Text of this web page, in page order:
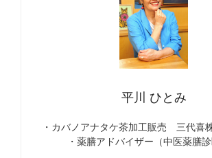
平川 ひとみ
・カバノアナタケ茶加工販売 三代喜
・薬膳アドバイザー（中医薬膳診